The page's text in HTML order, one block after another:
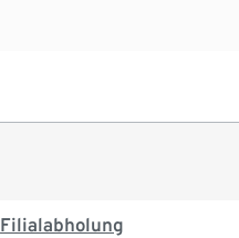
Filialabholung